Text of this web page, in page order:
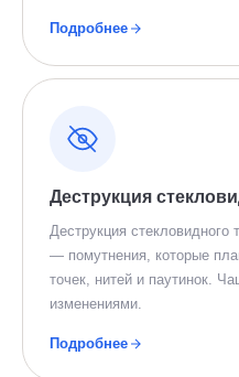
Подробнее
Деструкция
Деструкция
— помутнения, которые
точек, нитей и паутинок.
изменениями.
Подробнее